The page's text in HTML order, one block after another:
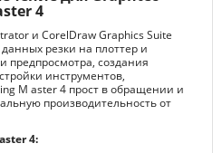
4
и CorelDraw Graphics Suite
резки на плоттер и
создания
инструментов,
M aster 4 прост в обращении и
производительность от
4: